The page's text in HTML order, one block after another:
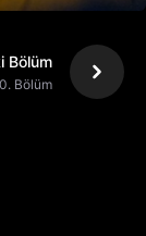
Bölüm
Bölüm